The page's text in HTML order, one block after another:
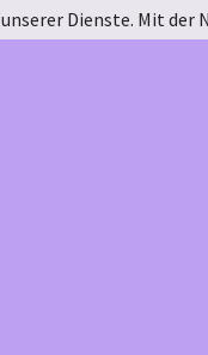
Dienste. Mit der